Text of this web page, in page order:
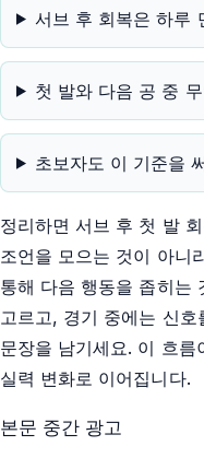
서브 후 회복은 하루
첫 발와 다음 공 중
초보자도 이 기준을
정리하면 서브 후 첫 발
조언을 모으는 것이 아니
통해 다음 행동을 좁히는
고르고, 경기 중에는 신
문장을 남기세요. 이 흐
실력 변화로 이어집니다.
본문 중간 광고